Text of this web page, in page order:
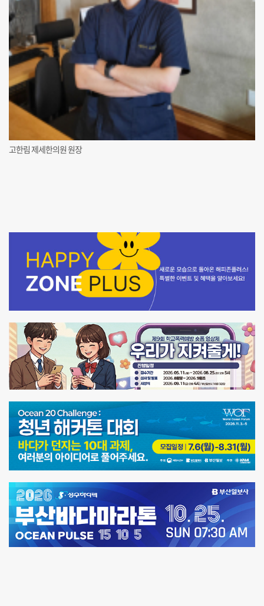
고한림 제세한의원 원장